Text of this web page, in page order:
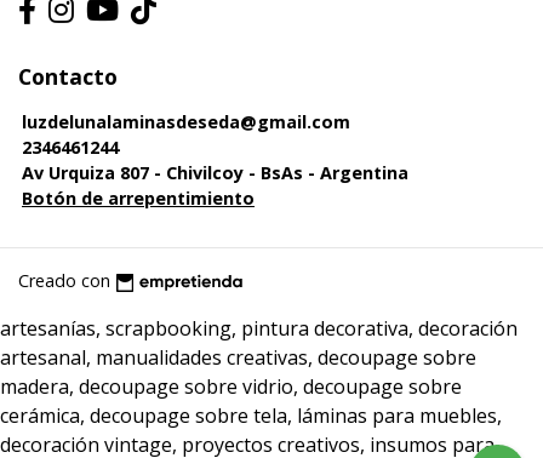
Contacto
luzdelunalaminasdeseda@gmail.com
2346461244
Av Urquiza 807 - Chivilcoy - BsAs - Argentina
Botón de arrepentimiento
Creado con
artesanías, scrapbooking, pintura decorativa, decoración
artesanal, manualidades creativas, decoupage sobre
madera, decoupage sobre vidrio, decoupage sobre
cerámica, decoupage sobre tela, láminas para muebles,
decoración vintage, proyectos creativos, insumos para